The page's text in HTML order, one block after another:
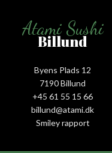
Atami Sushi
Billund
Byens Plads 12
7190 Billund
+45 61 55 15 66‬
billund@atami.dk
Smiley rapport